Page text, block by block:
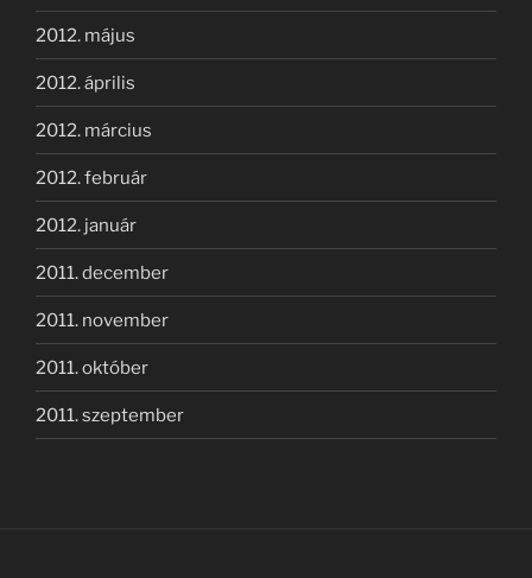
2012. május
2012. április
2012. március
2012. február
2012. január
2011. december
2011. november
2011. október
2011. szeptember